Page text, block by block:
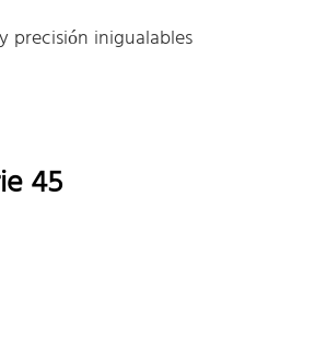
precisión inigualables
45